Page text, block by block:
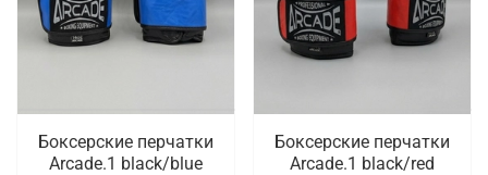
Боксерские перчатки
Arcade.1 black/blue
Боксерские перчатки
Arcade.1 black/red